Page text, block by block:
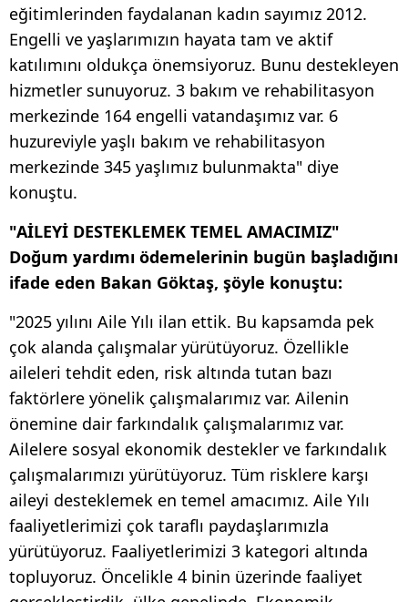
eğitimlerinden faydalanan kadın sayımız 2012.
Engelli ve yaşlarımızın hayata tam ve aktif
katılımını oldukça önemsiyoruz. Bunu destekleyen
hizmetler sunuyoruz. 3 bakım ve rehabilitasyon
merkezinde 164 engelli vatandaşımız var. 6
huzureviyle yaşlı bakım ve rehabilitasyon
merkezinde 345 yaşlımız bulunmakta" diye
konuştu.
"AİLEYİ DESTEKLEMEK TEMEL AMACIMIZ"
Doğum yardımı ödemelerinin bugün başladığını
ifade eden Bakan Göktaş, şöyle konuştu:
"2025 yılını Aile Yılı ilan ettik. Bu kapsamda pek
çok alanda çalışmalar yürütüyoruz. Özellikle
aileleri tehdit eden, risk altında tutan bazı
faktörlere yönelik çalışmalarımız var. Ailenin
önemine dair farkındalık çalışmalarımız var.
Ailelere sosyal ekonomik destekler ve farkındalık
çalışmalarımızı yürütüyoruz. Tüm risklere karşı
aileyi desteklemek en temel amacımız. Aile Yılı
faaliyetlerimizi çok taraflı paydaşlarımızla
yürütüyoruz. Faaliyetlerimizi 3 kategori altında
topluyoruz. Öncelikle 4 binin üzerinde faaliyet